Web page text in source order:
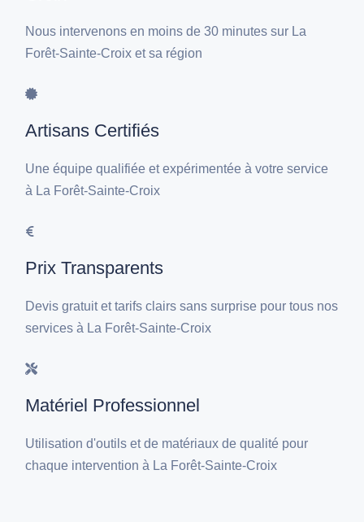
Nous intervenons en moins de 30 minutes sur La
Forêt-Sainte-Croix et sa région
Artisans Certifiés
Une équipe qualifiée et expérimentée à votre service
à La Forêt-Sainte-Croix
Prix Transparents
Devis gratuit et tarifs clairs sans surprise pour tous nos
services à La Forêt-Sainte-Croix
Matériel Professionnel
Utilisation d'outils et de matériaux de qualité pour
chaque intervention à La Forêt-Sainte-Croix